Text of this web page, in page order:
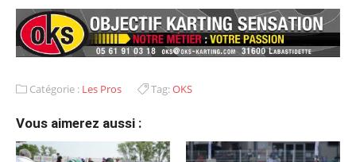
Catégorie : Les Pros Tag:OKS
Vous aimerez aussi :